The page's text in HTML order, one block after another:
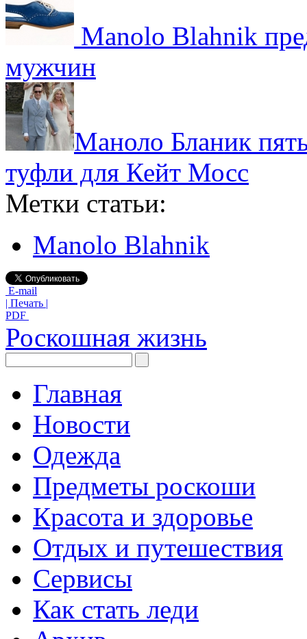
Manolo Blahnik
мужчин
Маноло Бланик
туфли для Кейт Мосс
Метки статьи:
Manolo Blahnik
E-mail
| Печать |
PDF
Роскошная жизнь
Главная
Новости
Одежда
Предметы роскоши
Красота и здоровье
Отдых и путешествия
Сервисы
Как стать леди